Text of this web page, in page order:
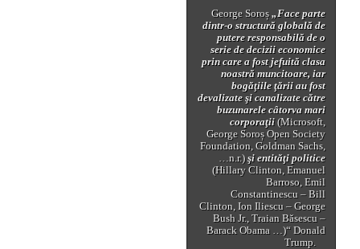
George Soroș„Face parte
dintr-o structură globală de
putere responsabilă de o
serie de decizii economice
prin care a fost jefuită clasa
noastră muncitoare, iar
bogăţiile ţării au fost
devalizate şi canalizate către
buzunarele câtorva mari
corporaţii(Microsoft,
George Soroș Open Society
Foundation, Goldman Sachs,
…n.r.)şi entităţi politice
(Hillary Clinton, Emanuel
Barroso, Emil
Constantinescu – Bill
Clinton, Ion Iliescu – George
Bush Jr., Traian Băsescu –
Barack Obama …)“ Donald
Trump.